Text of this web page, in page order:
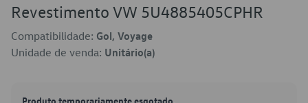
Revestimento VW 5U4885405CPHR
Compatibilidade: Gol, Voyage
Unidade de venda: Unitário(a)
Produto temporariamente esgotado.